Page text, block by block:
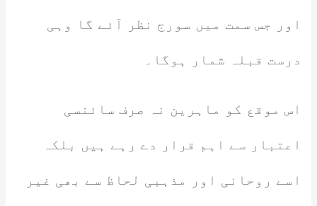
اور جس سمت میں سورج نظر آئے گا وہی
درست قبلہ شمار ہوگا۔
اس موقع کو ماہرین نہ صرف سائنسی
اعتبار سے اہم قرار دے رہے ہیں بلکہ
اسے روحانی اور مذہبی لحاظ سے بھی غیر